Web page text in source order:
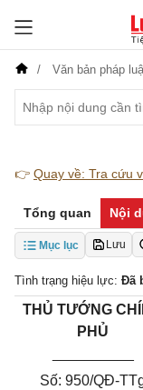
Văn bản pháp
👉 Quay về: Tra cứu
Tổng quan Nội
Mục lục Lưu
Tình trạng hiệu lực: Đã
THỦ TƯỚNG
PHỦ
Số: 950/QĐ-